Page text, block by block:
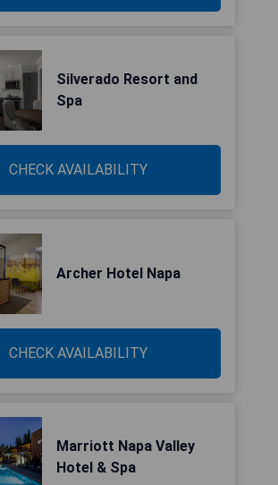
Silverado Resort and
Spa
CHECK AVAILABILITY
Archer Hotel Napa
CHECK AVAILABILITY
Marriott Napa Valley
Hotel & Spa